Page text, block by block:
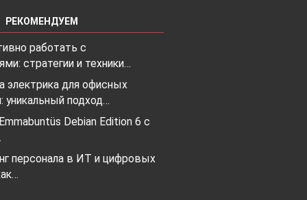
РЕКОМЕНДУЕМ
работать с
стратегии и техники…
электрика для офисных
уникальный подход…
Debian Edition 6 с
персонала в ИТ и цифровых